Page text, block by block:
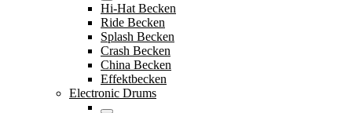
Hi-Hat Becken
Ride Becken
Splash Becken
Crash Becken
China Becken
Effektbecken
Electronic Drums